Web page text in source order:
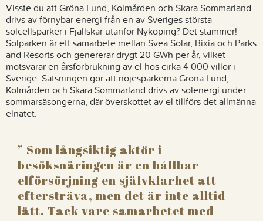
Visste du att Gröna Lund, Kolmården och Skara Sommarland
drivs av förnybar energi från en av Sveriges största
solcellsparker i Fjällskär utanför Nyköping? Det stämmer!
Solparken är ett samarbete mellan Svea Solar, Bixia och Parks
and Resorts och genererar drygt 20 GWh per år, vilket
motsvarar en årsförbrukning av el hos cirka 4 000 villor i
Sverige. Satsningen gör att nöjesparkerna Gröna Lund,
Kolmården och Skara Sommarland drivs av solenergi under
sommarsäsongerna, där överskottet av el tillförs det allmänna
elnätet.
Som långsiktig aktör i
besöksnäringen är en hållbar
elförsörjning en självklarhet att
eftersträva, men det är inte alltid
lätt. Tack vare samarbetet med